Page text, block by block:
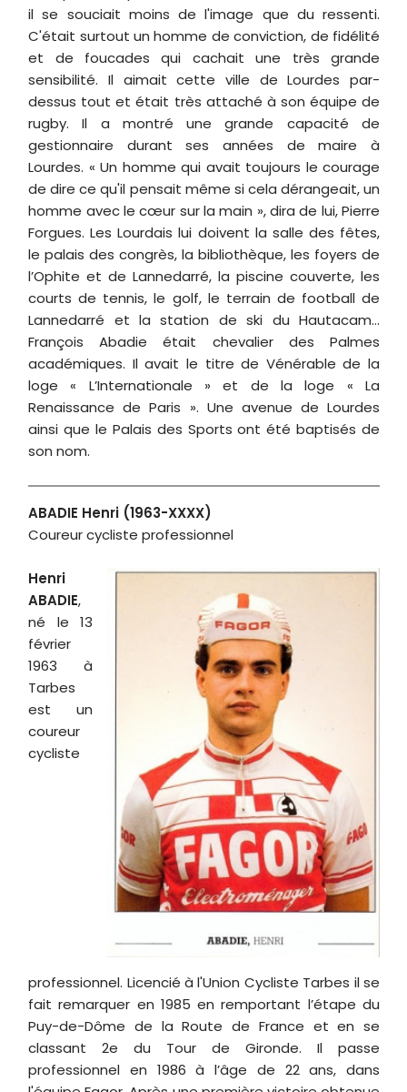
ABADIE Henri (1963-XXXX)
Coureur cycliste professionnel
Henri
ABADIE,
né le 13
février
1963 à
Tarbes
est un
coureur
cycliste
professionnel. Licencié à l'Union Cycliste Tarbes il se
fait remarquer en 1985 en remportant l’étape du
Puy-de-Dôme de la Route de France et en se
classant 2e du Tour de Gironde. Il passe
professionnel en 1986 à l’âge de 22 ans, dans